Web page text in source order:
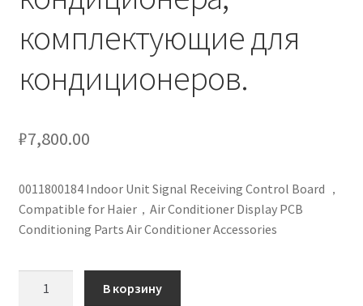
кондиционеров по оптовым ценам, ниже рыночных
Продажа кондиционеров
Сервисное обслуживание кондиционеров
Средства для чистки кондиционеров
комплектующие для
кондиционеров.
₽7,800.00
0011800184 Indoor Unit Signal Receiving Control Board ，
Compatible for Haier，Air Conditioner Display PCB
Conditioning Parts Air Conditioner Accessories
В корзину